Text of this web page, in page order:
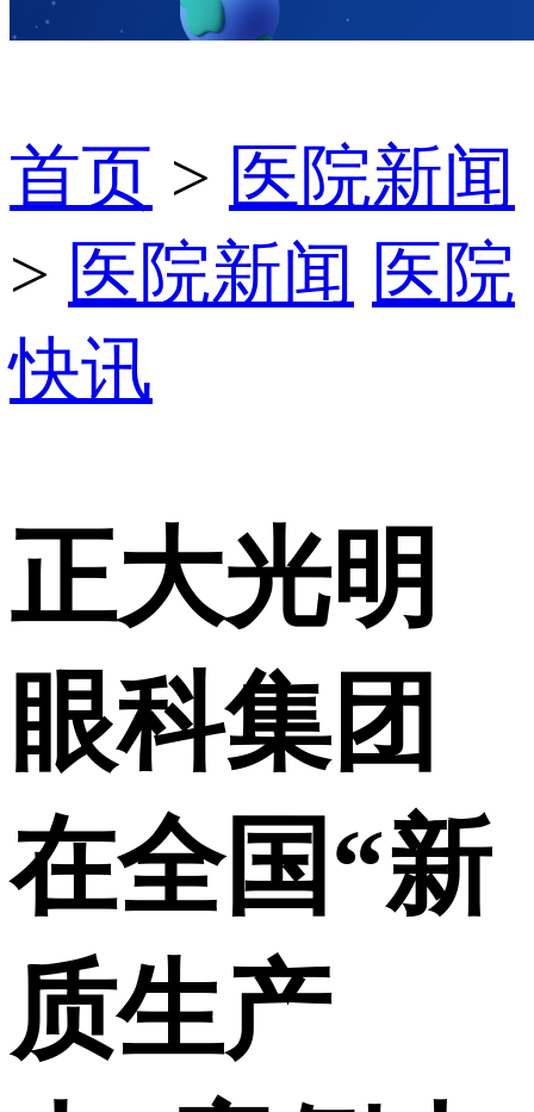
首页 > 医院新闻
> 医院新闻 医院
快讯
正大光明
眼科集团
在全国“新
质生产